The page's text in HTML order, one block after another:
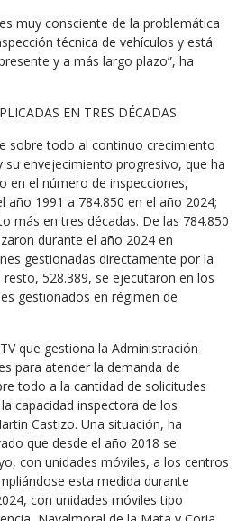
muy consciente de la problemática
técnica de vehículos y está
y a más largo plazo”, ha
EN TRES DÉCADAS
sobre todo al continuo crecimiento
su envejecimiento progresivo, que ha
en el número de inspecciones,
año 1991 a 784.850 en el año 2024;
más en tres décadas. De las 784.850
durante el año 2024 en
gestionadas directamente por la
resto, 528.389, se ejecutaron en los
gestionados en régimen de
que gestiona la Administración
para atender la demanda de
todo a la cantidad de solicitudes
capacidad inspectora de los
Castizo. Una situación, ha
que desde el año 2018 se
con unidades móviles, a los centros
esta medida durante
con unidades móviles tipo